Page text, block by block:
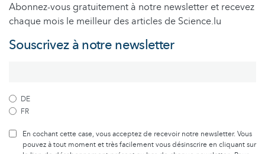
Abonnez-vous gratuitement à notre newsletter et recevez
chaque mois le meilleur des articles de Science.lu
Souscrivez à notre newsletter
DE
FR
En cochant cette case, vous acceptez de recevoir notre newsletter. Vous
pouvez à tout moment et très facilement vous désinscrire en cliquant sur